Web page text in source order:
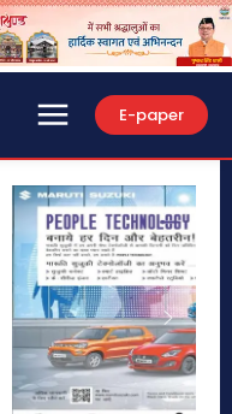
E-paper